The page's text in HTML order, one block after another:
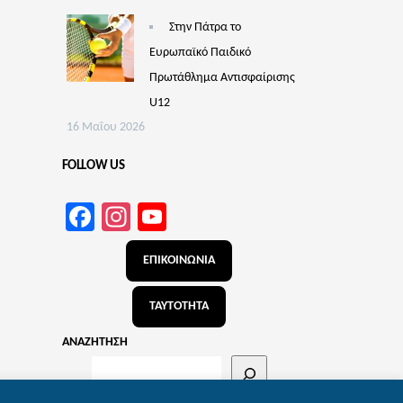
Στην Πάτρα το
Ευρωπαϊκό Παιδικό
Πρωτάθλημα Αντισφαίρισης
U12
16 Μαΐου 2026
FOLLOW US
Facebook
Instagram
Channel
ΕΠΙΚΟΙΝΩΝΙΑ
ΤΑΥΤΟΤΗΤΑ
ΑΝΑΖΗΤΗΣΗ